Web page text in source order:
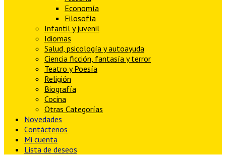
Economía
Filosofía
Infantil y juvenil
Idiomas
Salud, psicología y autoayuda
Ciencia ficción, fantasía y terror
Teatro y Poesía
Religión
Biografía
Cocina
Otras Categorías
Novedades
Contáctenos
Mi cuenta
Lista de deseos